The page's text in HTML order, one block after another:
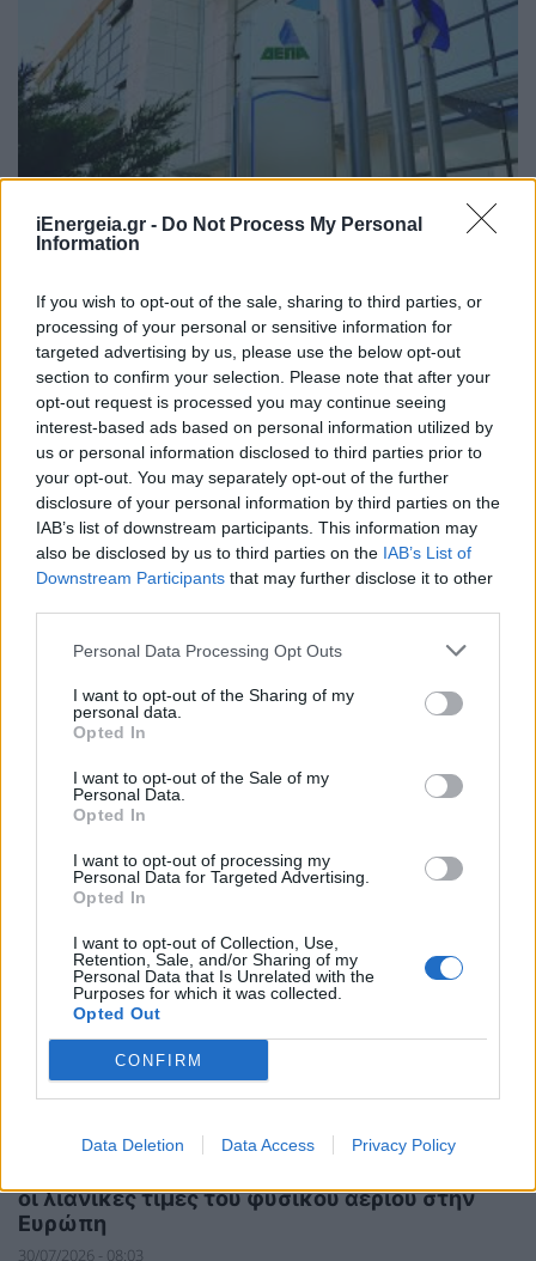
iEnergeia.gr - Do Not Process My Personal
Information
If you wish to opt-out of the sale, sharing to third parties, or
processing of your personal or sensitive information for
targeted advertising by us, please use the below opt-out
section to confirm your selection. Please note that after your
opt-out request is processed you may continue seeing
interest-based ads based on personal information utilized by
us or personal information disclosed to third parties prior to
your opt-out. You may separately opt-out of the further
disclosure of your personal information by third parties on the
IAB’s list of downstream participants. This information may
also be disclosed by us to third parties on the IAB’s List of
Downstream Participants that may further disclose it to other
Personal Data Processing Opt Outs
I want to opt-out of the Sharing of my
personal data.
Opted In
I want to opt-out of the Sale of my
Personal Data.
Opted In
I want to opt-out of processing my
Personal Data for Targeted Advertising.
Opted In
I want to opt-out of Collection, Use,
Retention, Sale, and/or Sharing of my
Personal Data that Is Unrelated with the
Purposes for which it was collected.
Opted Out
CONFIRM
Data Deletion Data Access Privacy Policy
ΣΥΜΒΑΤΙΚΕΣ ΠΗΓΕΣ
στο FSRU Αλεξανδρούπολης
04/08/2026 - 10:32
ΣΥΜΒΑΤΙΚΕΣ ΠΗΓΕΣ
φυσικού αερίου στην ηλεκτροπαραγωγή
31/07/2026 - 08:00
ΣΥΜΒΑΤΙΚΕΣ ΠΗΓΕΣ
οι λιανικές τιμές του φυσικού αερίου στην
Ευρώπη
30/07/2026 - 08:03